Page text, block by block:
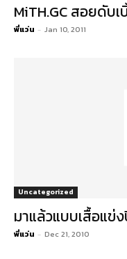
MiTH.GC สอยดับ
พี่แว่น - Jan 10, 2011
Uncategorized
มาแล้วแบบเสื้อแข่
พี่แว่น - Dec 21, 2010